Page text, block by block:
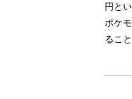
円と
ポケ
るこ